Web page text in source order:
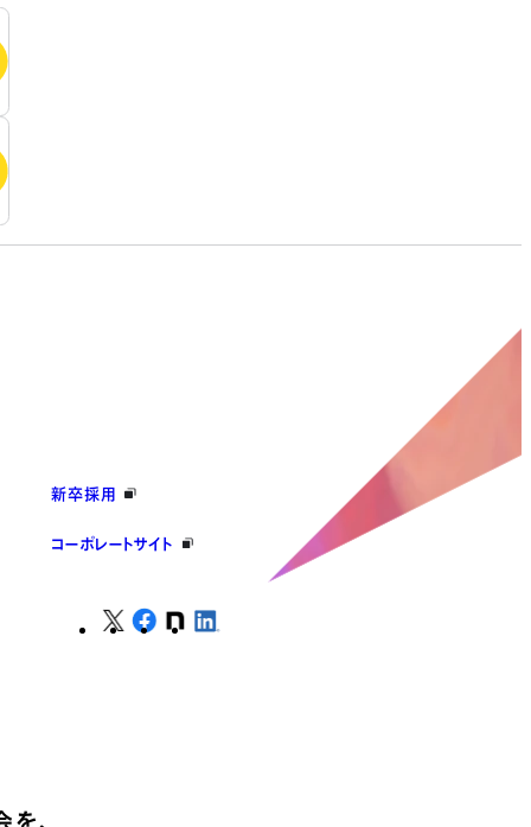
新卒採用
コーポレートサイト
、